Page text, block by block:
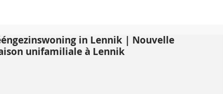
in Lennik | Nouvelle
unifamiliale à Lennik